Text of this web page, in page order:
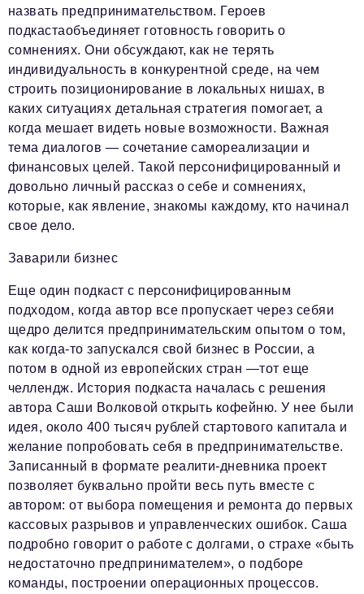
назвать предпринимательством. Героев
подкастаобъединяет готовность говорить о
сомнениях. Они обсуждают, как не терять
индивидуальность в конкурентной среде, на чем
строить позиционирование в локальных нишах, в
каких ситуациях детальная стратегия помогает, а
когда мешает видеть новые возможности. Важная
тема диалогов — сочетание самореализации и
финансовых целей. Такой персонифицированный и
довольно личный рассказ о себе и сомнениях,
которые, как явление, знакомы каждому, кто начинал
свое дело.
Заварили бизнес
Еще один подкаст с персонифицированным
подходом, когда автор все пропускает через себяи
щедро делится предпринимательским опытом о том,
как когда-то запускался свой бизнес в России, а
потом в одной из европейских стран —тот еще
челлендж. История подкаста началась с решения
автора Саши Волковой открыть кофейню. У нее были
идея, около 400 тысяч рублей стартового капитала и
желание попробовать себя в предпринимательстве.
Записанный в формате реалити-дневника проект
позволяет буквально пройти весь путь вместе с
автором: от выбора помещения и ремонта до первых
кассовых разрывов и управленческих ошибок. Саша
подробно говорит о работе с долгами, о страхе «быть
недостаточно предпринимателем», о подборе
команды, построении операционных процессов.